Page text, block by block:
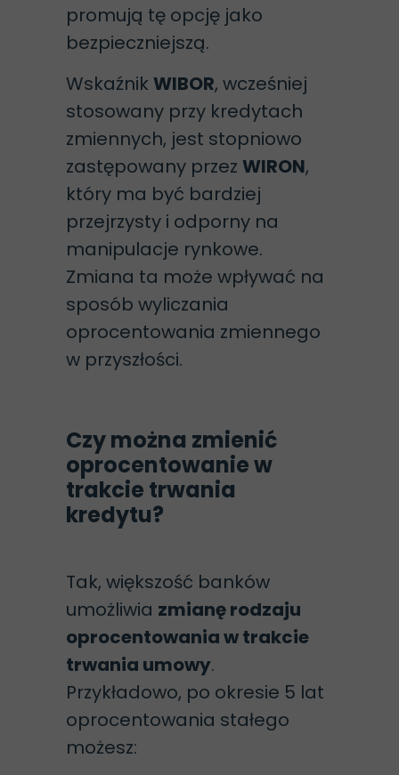
promują tę opcję jako
bezpieczniejszą.
Wskaźnik WIBOR, wcześniej
stosowany przy kredytach
zmiennych, jest stopniowo
zastępowany przez WIRON,
który ma być bardziej
przejrzysty i odporny na
manipulacje rynkowe.
Zmiana ta może wpływać na
sposób wyliczania
oprocentowania zmiennego
w przyszłości.
Czy można zmienić
oprocentowanie w
trakcie trwania
kredytu?
Tak, większość banków
umożliwia zmianę rodzaju
oprocentowania w trakcie
trwania umowy.
Przykładowo, po okresie 5 lat
oprocentowania stałego
możesz: